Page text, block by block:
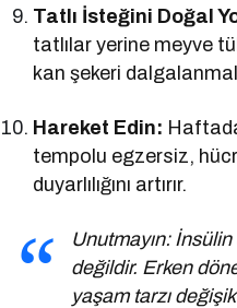
Tatlı İsteğini Doğal
tatlılar yerine meyve
kan şekeri
Hareket Edin:
tempolu egzersiz,
duyarlılığını artırır.
Unutmayın:
değildir. Erken
yaşam tarzı